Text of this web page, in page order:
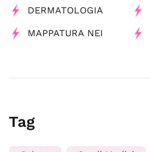
DERMATOLOGIA
MAPPATURA NEI
Tag